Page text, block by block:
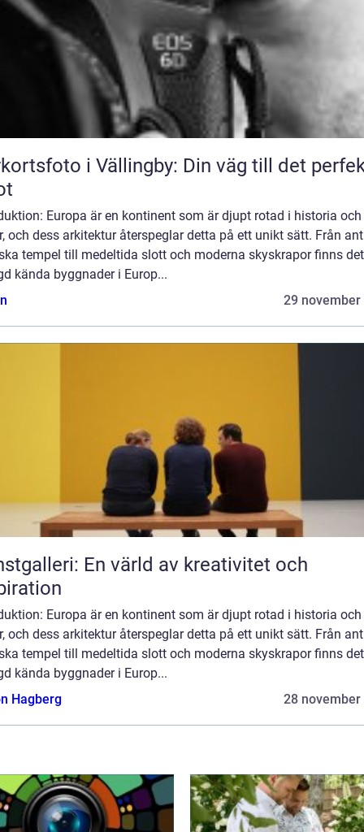
i Vällingby: Din väg till det
Europa är en kontinent som är djupt rotad i historia och
och dess arkitektur återspeglar detta på ett unikt sätt. Från
tempel till medeltida slott och moderna skyskrapor finns
kända byggnader i Europ...
29 november
En värld av kreativitet och
Europa är en kontinent som är djupt rotad i historia och
och dess arkitektur återspeglar detta på ett unikt sätt. Från
tempel till medeltida slott och moderna skyskrapor finns
kända byggnader i Europ...
Hagberg
28 november